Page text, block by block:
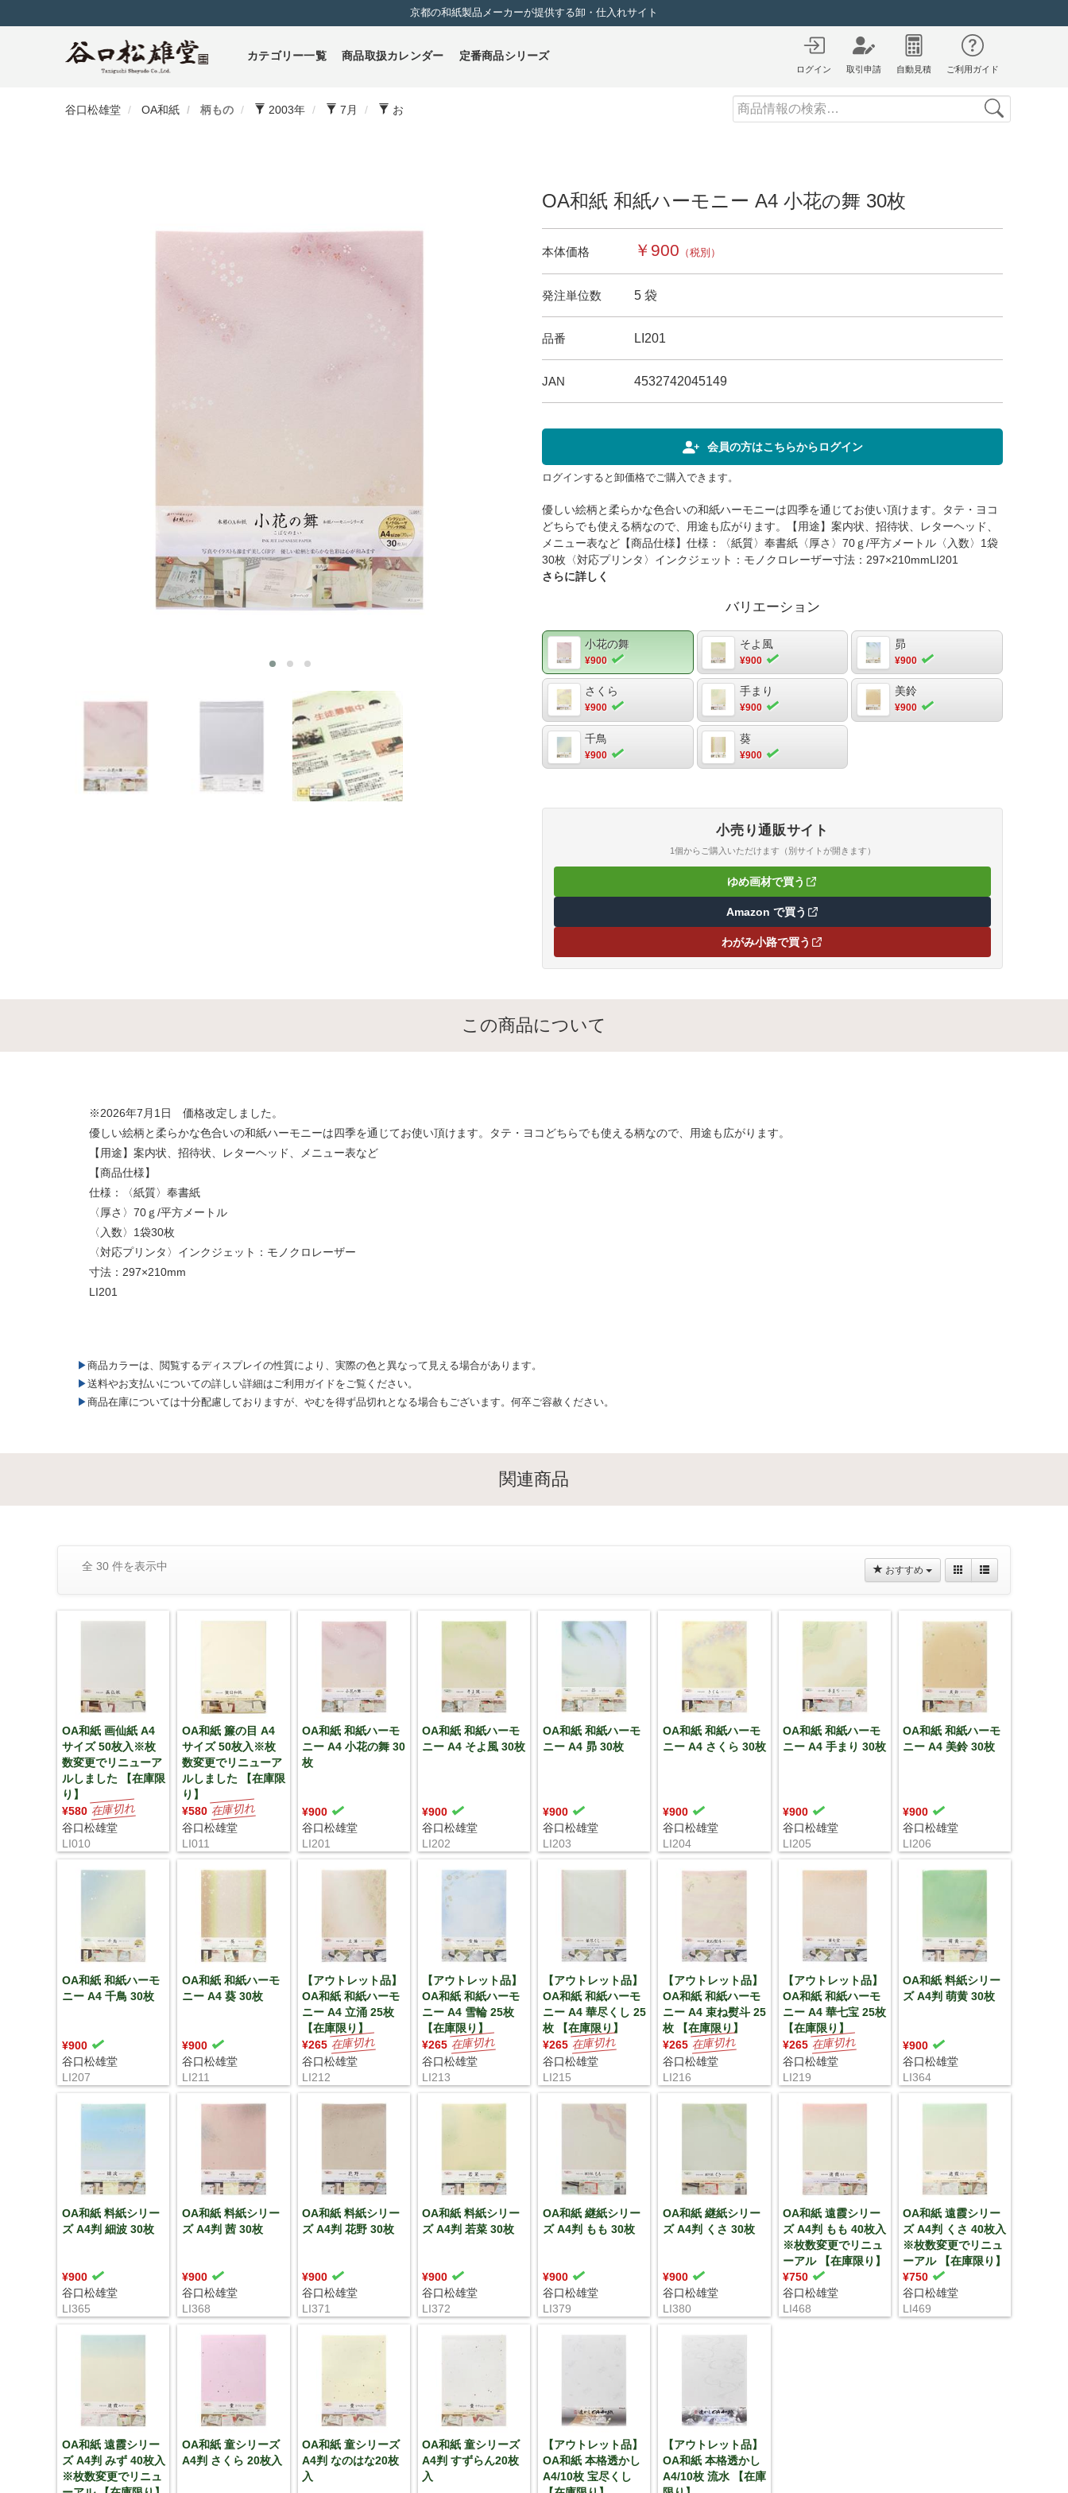
京都の和紙製品メーカーが提供する卸・仕入れサイト
カテゴリー一覧 商品取扱カレンダー 定番商品シリーズ
ログイン 取引申請 自動見積 ご利用ガイド
谷口松雄堂 OA和紙 柄もの 2003年 7月 お Search
OA和紙 和紙ハーモニー A4 小花の舞 30枚
本体価格 ￥900 （税別）
発注単位数 5 袋
品番 LI201
JAN 4532742045149
会員の方はこちらからログイン
ログインすると卸価格でご購入できます。
優しい絵柄と柔らかな色合いの和紙ハーモニーは四季を通じてお使い頂けます。タテ・ヨコ
どちらでも使える柄なので、用途も広がります。【用途】案内状、招待状、レターヘッド、
メニュー表など【商品仕様】仕様：〈紙質〉奉書紙〈厚さ〉70ｇ/平方メートル〈入数〉1袋
30枚〈対応プリンタ〉インクジェット：モノクロレーザー寸法：297×210mmLI201
さらに詳しく
バリエーション
小花の舞
¥900
そよ風
¥900
昴
¥900
さくら
¥900
手まり
¥900
美鈴
¥900
千鳥
¥900
葵
¥900
小売り通販サイト
1個からご購入いただけます（別サイトが開きます）
ゆめ画材で買う（新しいタブで開きます）
Amazon で買う（新しいタブで開きます）
わがみ小路で買う（新しいタブで開きます）
この商品について
※2026年7月1日 価格改定しました。
優しい絵柄と柔らかな色合いの和紙ハーモニーは四季を通じてお使い頂けます。タテ・ヨコどちらでも使える柄なので、用途も広がります。
【用途】案内状、招待状、レターヘッド、メニュー表など
【商品仕様】
仕様：〈紙質〉奉書紙
〈厚さ〉70ｇ/平方メートル
〈入数〉1袋30枚
〈対応プリンタ〉インクジェット：モノクロレーザー
寸法：297×210mm
LI201
▶商品カラーは、閲覧するディスプレイの性質により、実際の色と異なって見える場合があります。
▶送料やお支払いについての詳しい詳細はご利用ガイドをご覧ください。
▶商品在庫については十分配慮しておりますが、やむを得ず品切れとなる場合もございます。何卒ご容赦ください。
関連商品
全 30 件を表示中 おすすめ
OA和紙 画仙紙 A4
サイズ 50枚入※枚
数変更でリニューア
ルしました 【在庫限
り】
¥580
谷口松雄堂
LI010
OA和紙 簾の目 A4
サイズ 50枚入※枚
数変更でリニューア
ルしました 【在庫限
り】
¥580
谷口松雄堂
LI011
OA和紙 和紙ハーモ
ニー A4 小花の舞 30
枚
¥900
谷口松雄堂
LI201
OA和紙 和紙ハーモ
ニー A4 そよ風 30枚
¥900
谷口松雄堂
LI202
OA和紙 和紙ハーモ
ニー A4 昴 30枚
¥900
谷口松雄堂
LI203
OA和紙 和紙ハーモ
ニー A4 さくら 30枚
¥900
谷口松雄堂
LI204
OA和紙 和紙ハーモ
ニー A4 手まり 30枚
¥900
谷口松雄堂
LI205
OA和紙 和紙ハーモ
ニー A4 美鈴 30枚
¥900
谷口松雄堂
LI206
OA和紙 和紙ハーモ
ニー A4 千鳥 30枚
¥900
谷口松雄堂
LI207
OA和紙 和紙ハーモ
ニー A4 葵 30枚
¥900
谷口松雄堂
LI211
【アウトレット品】
OA和紙 和紙ハーモ
ニー A4 立涌 25枚
【在庫限り】
¥265
谷口松雄堂
LI212
【アウトレット品】
OA和紙 和紙ハーモ
ニー A4 雪輪 25枚
【在庫限り】
¥265
谷口松雄堂
LI213
【アウトレット品】
OA和紙 和紙ハーモ
ニー A4 華尽くし 25
枚 【在庫限り】
¥265
谷口松雄堂
LI215
【アウトレット品】
OA和紙 和紙ハーモ
ニー A4 束ね熨斗 25
枚 【在庫限り】
¥265
谷口松雄堂
LI216
【アウトレット品】
OA和紙 和紙ハーモ
ニー A4 華七宝 25枚
【在庫限り】
¥265
谷口松雄堂
LI219
OA和紙 料紙シリー
ズ A4判 萌黄 30枚
¥900
谷口松雄堂
LI364
OA和紙 料紙シリー
ズ A4判 細波 30枚
¥900
谷口松雄堂
LI365
OA和紙 料紙シリー
ズ A4判 茜 30枚
¥900
谷口松雄堂
LI368
OA和紙 料紙シリー
ズ A4判 花野 30枚
¥900
谷口松雄堂
LI371
OA和紙 料紙シリー
ズ A4判 若菜 30枚
¥900
谷口松雄堂
LI372
OA和紙 継紙シリー
ズ A4判 もも 30枚
¥900
谷口松雄堂
LI379
OA和紙 継紙シリー
ズ A4判 くさ 30枚
¥900
谷口松雄堂
LI380
OA和紙 遠霞シリー
ズ A4判 もも 40枚入
※枚数変更でリニュ
ーアル 【在庫限り】
¥750
谷口松雄堂
LI468
OA和紙 遠霞シリー
ズ A4判 くさ 40枚入
※枚数変更でリニュ
ーアル 【在庫限り】
¥750
谷口松雄堂
LI469
OA和紙 遠霞シリー
ズ A4判 みず 40枚入
※枚数変更でリニュ
OA和紙 童シリーズ
A4判 さくら 20枚入
OA和紙 童シリーズ
A4判 なのはな20枚
入
OA和紙 童シリーズ
A4判 すずらん20枚
入
【アウトレット品】
OA和紙 本格透かし
A4/10枚 宝尽くし
【アウトレット品】
OA和紙 本格透かし
A4/10枚 流水 【在庫